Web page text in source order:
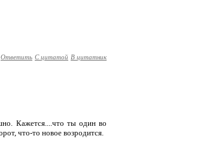
Ответить С цитатой В цитатник
Кажется....что ты один во
что-то новое возродится.